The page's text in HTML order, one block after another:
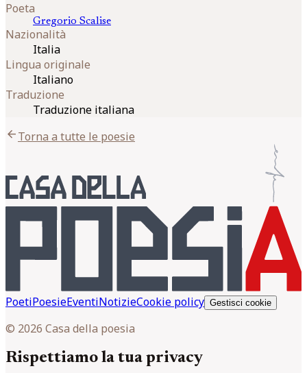
Poeta
Gregorio Scalise
Nazionalità
Italia
Lingua originale
Italiano
Traduzione
Traduzione italiana
arrow_backTorna a tutte le poesie
PoetiPoesieEventiNotizieCookie policy Gestisci cookie
© 2026 Casa della poesia
Rispettiamo la tua privacy